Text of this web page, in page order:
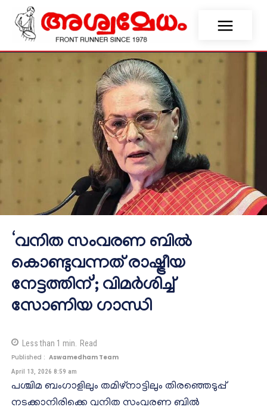
‘വനിത സംവരണ ബിൽ
കൊണ്ടുവന്നത് രാഷ്ട്രീയ
നേട്ടത്തിന്’; വിമർശിച്ച്
സോണിയ ഗാന്ധി
Less than 1 min. Read
Published : Aswamedham Team
April 13, 2026 8:59 am
പശ്ചിമ ബംഗാളിലും തമിഴ്നാട്ടിലും തിരഞ്ഞെടുപ്പ്
നടക്കാനിരിക്കെ വനിത സംവരണ ബിൽ